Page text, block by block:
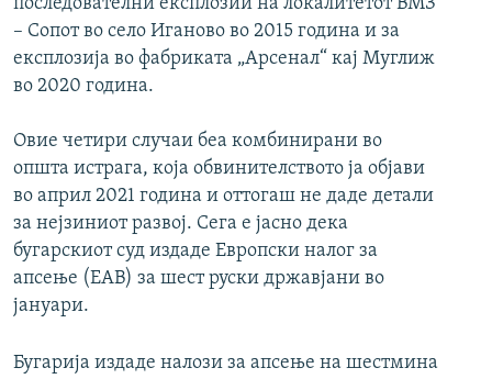
– Сопот во село Иганово во 2015 година и за
експлозија во фабриката „Арсенал“ кај Муглиж
во 2020 година.
Овие четири случаи беа комбинирани во
општа истрага, која обвинителството ја објави
во април 2021 година и оттогаш не даде детали
за нејзиниот развој. Сега е јасно дека
бугарскиот суд издаде Европски налог за
апсење (ЕАВ) за шест руски државјани во
јануари.
Бугарија издаде налози за апсење на шестмина